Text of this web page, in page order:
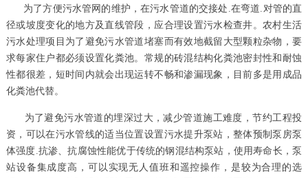
为了方便污水管网的维护，在污水管道的交接处.在弯道.对管的直
径或坡度变化的地方及直线管段，应合理设置污水检查井。农村生活
污水处理项目为了避免污水管道堵塞而有效地截留大型颗粒杂物，要
求每家住户都必须设置化粪池。常规的砖混结构化粪池密封性和耐蚀
性都很差，短时间内就会出现运转不畅和渗漏现象，目前多是用成品
化粪池代替。
为了避免污水管道的埋深过大，减少管道施工难度，节约工程投
资，可以在污水管线的适当位置设置污水提升泵站，整体预制泵房泵
体强度.抗渗、抗腐蚀性能优于传统的钢混结构泵站，使用寿命长，泵
站设备集成度高，可以实现无人值班和遥控操作，是较为合理的选